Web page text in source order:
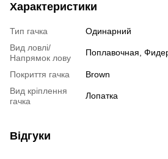
Характеристики
Тип гачка
Одинарний
Вид ловлі/
Напрямок лову
Поплавочная,
Покриття гачка
Brown
Вид кріплення
гачка
Лопатка
Відгуки